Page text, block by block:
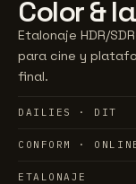
Color&
Etalonaje HDR/
para cine y
final.
DAILIES · DIT
CONFORM ·
ETALONAJE